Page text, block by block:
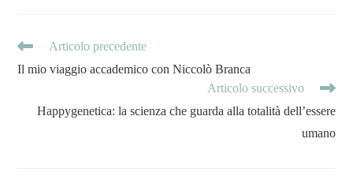
Articolo precedente
Il mio viaggio accademico con Niccolò Branca
Articolo successivo
Happygenetica: la scienza che guarda alla totalità dell’essere
umano